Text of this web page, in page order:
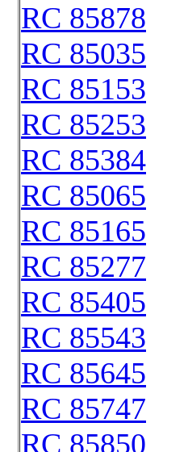
RC 85878
RC 85035
RC 85153
RC 85253
RC 85384
RC 85065
RC 85165
RC 85277
RC 85405
RC 85543
RC 85645
RC 85747
RC 85850